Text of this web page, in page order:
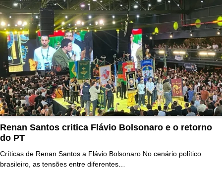
Renan Santos critica Flávio Bolsonaro e o retorno
do PT
Críticas de Renan Santos a Flávio Bolsonaro No cenário político
brasileiro, as tensões entre diferentes…